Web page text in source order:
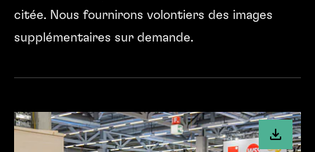
citée. Nous fournirons volontiers des images
supplémentaires sur demande.